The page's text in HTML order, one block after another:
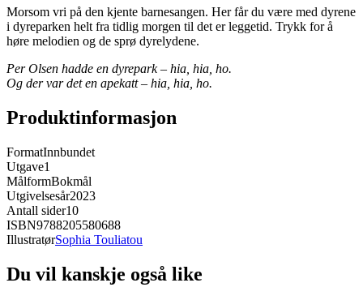
Morsom vri på den kjente barnesangen. Her får du være med dyrene
i dyreparken helt fra tidlig morgen til det er leggetid. Trykk for å
høre melodien og de sprø dyrelydene.
Per Olsen hadde en dyrepark – hia, hia, ho.
Og der var det en apekatt – hia, hia, ho.
Produktinformasjon
FormatInnbundet
Utgave1
MålformBokmål
Utgivelsesår2023
Antall sider10
ISBN9788205580688
IllustratørSophia Touliatou
Du vil kanskje også like